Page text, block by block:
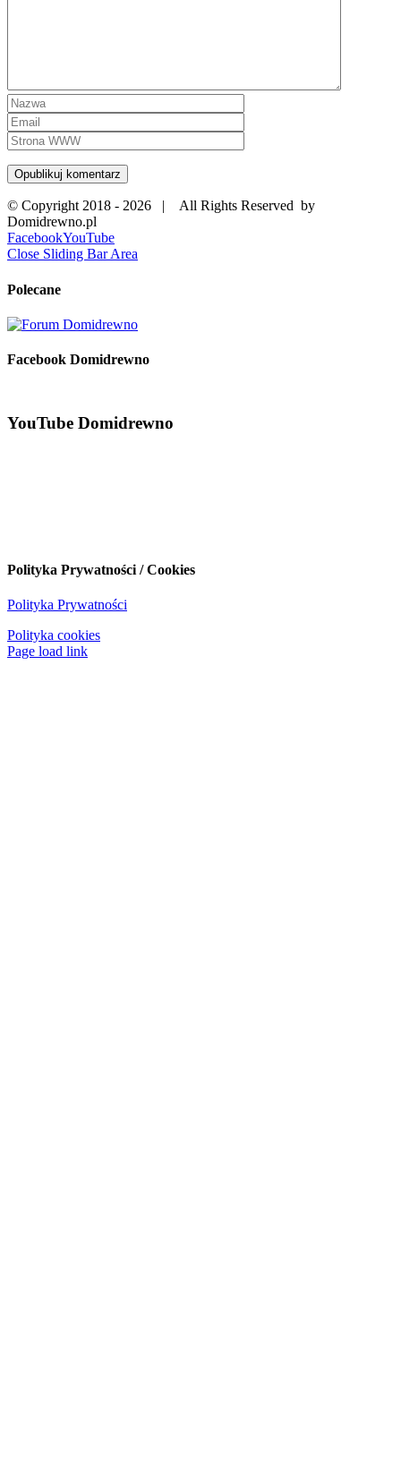
© Copyright 2018 - 2026 | All Rights Reserved by
Domidrewno.pl
FacebookYouTube
Close Sliding Bar Area
Polecane
Facebook Domidrewno
YouTube Domidrewno
Polityka Prywatności / Cookies
Polityka Prywatności
Polityka cookies
Page load link